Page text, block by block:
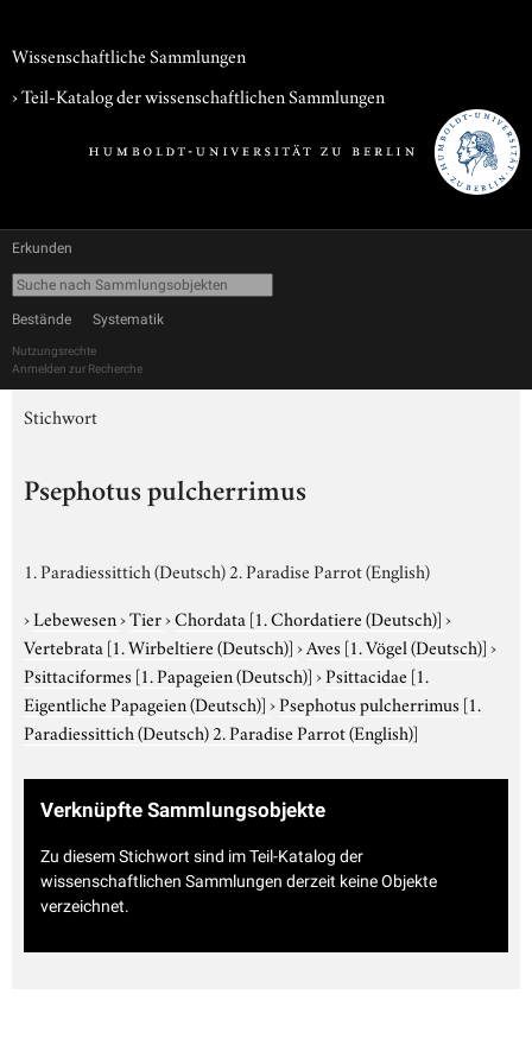
Wissenschaftliche Sammlungen
› Teil-Katalog der wissenschaftlichen Sammlungen
Erkunden
Bestände Systematik
Nutzungsrechte
Anmelden zur Recherche
Stichwort
Psephotus pulcherrimus
1. Paradiessittich (Deutsch) 2. Paradise Parrot (English)
›Lebewesen›Tier›Chordata [1. Chordatiere (Deutsch)]›
Vertebrata [1. Wirbeltiere (Deutsch)]›Aves [1. Vögel (Deutsch)]›
Psittaciformes [1. Papageien (Deutsch)]›Psittacidae [1.
Eigentliche Papageien (Deutsch)]›Psephotus pulcherrimus [1.
Paradiessittich (Deutsch) 2. Paradise Parrot (English)]
Verknüpfte Sammlungsobjekte
Zu diesem Stichwort sind im Teil-Katalog der
wissenschaftlichen Sammlungen derzeit keine Objekte
verzeichnet.